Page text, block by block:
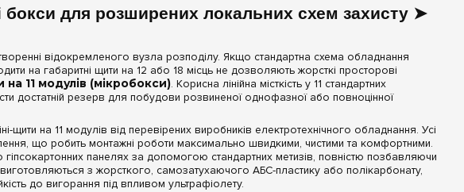
бокси для розширених локальних схем захисту ➤
відокремленого вузла розподілу. Якщо стандартна схема обладнання
на габаритні щити на 12 або 18 місць не дозволяють жорсткі просторові
на 11 модулів (мікробокси). Корисна лінійна місткість у 11 стандартних
достатній резерв для побудови розвиненої однофазної або повноцінної
щити на 11 модулів від перевірених виробників електротехнічного обладнання. Усі
що робить монтажні роботи максимально швидкими, чистими та комфортними.
панелях за допомогою стандартних метизів, повністю позбавляючи
з жорсткого, самозатухаючого АБС-пластику або полікарбонату,
до вигорання під впливом ультрафіолету.